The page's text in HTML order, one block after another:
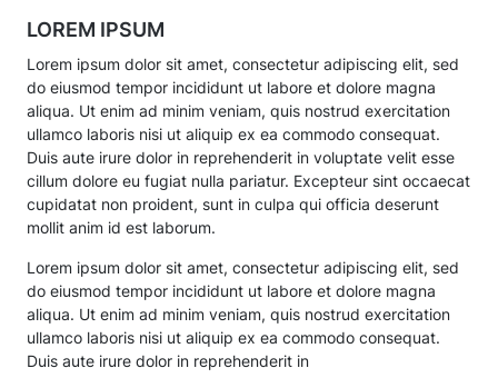
LOREM IPSUM
Lorem ipsum dolor sit amet, consectetur adipiscing elit, sed
do eiusmod tempor incididunt ut labore et dolore magna
aliqua. Ut enim ad minim veniam, quis nostrud exercitation
ullamco laboris nisi ut aliquip ex ea commodo consequat.
Duis aute irure dolor in reprehenderit in voluptate velit esse
cillum dolore eu fugiat nulla pariatur. Excepteur sint occaecat
cupidatat non proident, sunt in culpa qui officia deserunt
mollit anim id est laborum.
Lorem ipsum dolor sit amet, consectetur adipiscing elit, sed
do eiusmod tempor incididunt ut labore et dolore magna
aliqua. Ut enim ad minim veniam, quis nostrud exercitation
ullamco laboris nisi ut aliquip ex ea commodo consequat.
Duis aute irure dolor in reprehenderit in